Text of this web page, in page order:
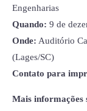
Engenharias
Quando: 9 de
Onde: Auditório
(Lages/SC)
Contato para
Mais informações